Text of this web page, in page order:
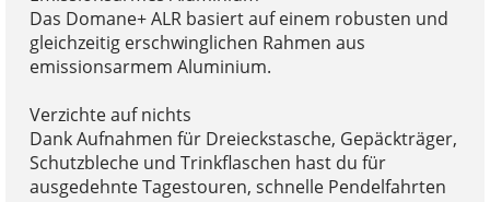
Das Domane+ ALR basiert auf einem robusten und
gleichzeitig erschwinglichen Rahmen aus
emissionsarmem Aluminium.
Verzichte auf nichts
Dank Aufnahmen für Dreieckstasche, Gepäckträger,
Schutzbleche und Trinkflaschen hast du für
ausgedehnte Tagestouren, schnelle Pendelfahrten